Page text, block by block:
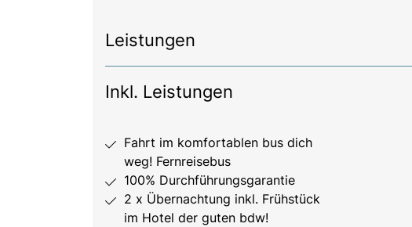
Leistungen
Inkl. Leistungen
Fahrt im komfortablen bus dich
weg! Fernreisebus
100% Durchführungsgarantie
2 x Übernachtung inkl. Frühstück
im Hotel der guten bdw!